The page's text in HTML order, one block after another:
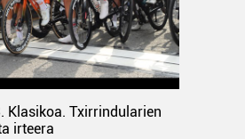
Klasikoa. Txirrindularien
irteera